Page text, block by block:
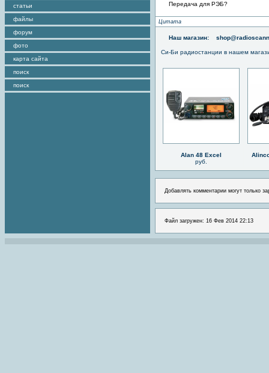
статьи
файлы
форум
фото
карта сайта
поиск
поиск
Передача для РЭБ?
Цитата
Наш магазин:
Си-Би радиостанции в нашем
Alan 48 Excel
руб.
Добавлять комментарии могут только
Файл загружен: 16 Фев 2014 22:13